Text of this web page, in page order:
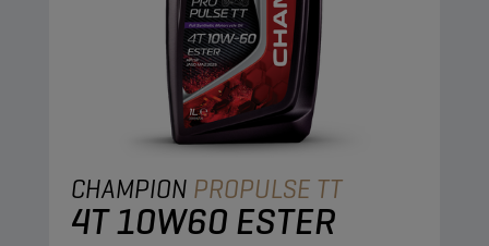
CHAMPION PROPULSE TT
4T 10W60 ESTER